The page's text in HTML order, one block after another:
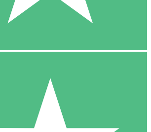
10 Downloaden
20 00